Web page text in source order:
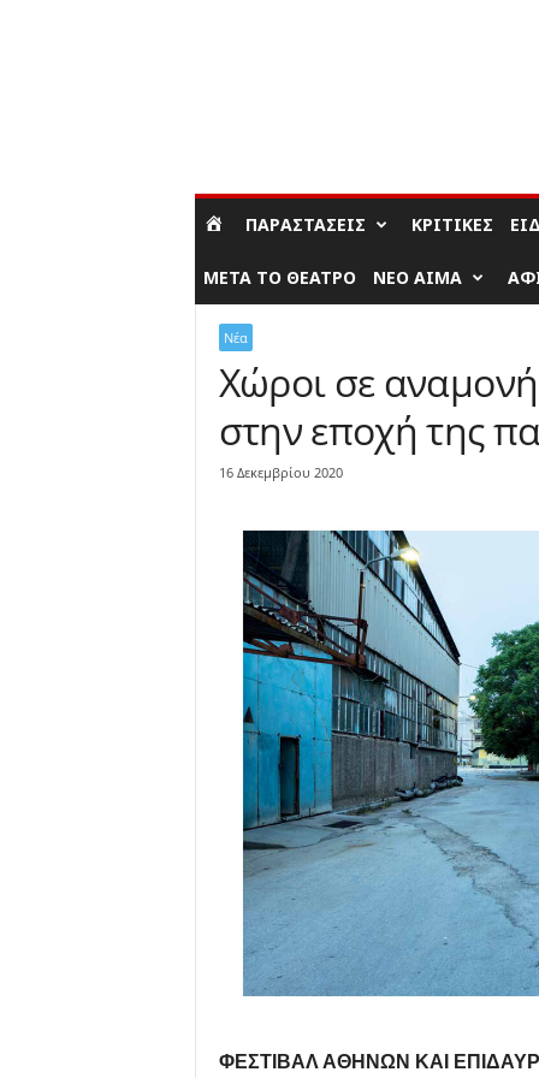
ΠΑΡΑΣΤΆΣΕΙΣ ΚΡΙΤΙΚΈΣ
ΜΕΤΆ ΤΟ ΘΈΑΤΡΟ ΝΈΟ ΑΊΜΑ
Νέα
Χώροι σε
στην εποχή της
16 Δεκεμβρίου 2020
ΦΕΣΤΙΒΑΛ ΑΘΗΝΩΝ ΚΑΙ